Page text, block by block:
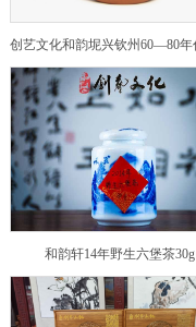
和韵轩14年野生六堡茶30g